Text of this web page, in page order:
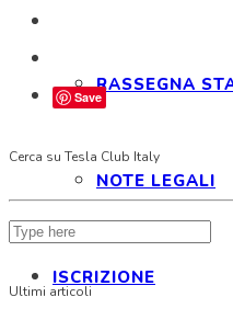
RASSEGNA
NOTE LEGALI
ISCRIZIONE
Save
Cerca su Tesla Club Italy
Ultimi articoli